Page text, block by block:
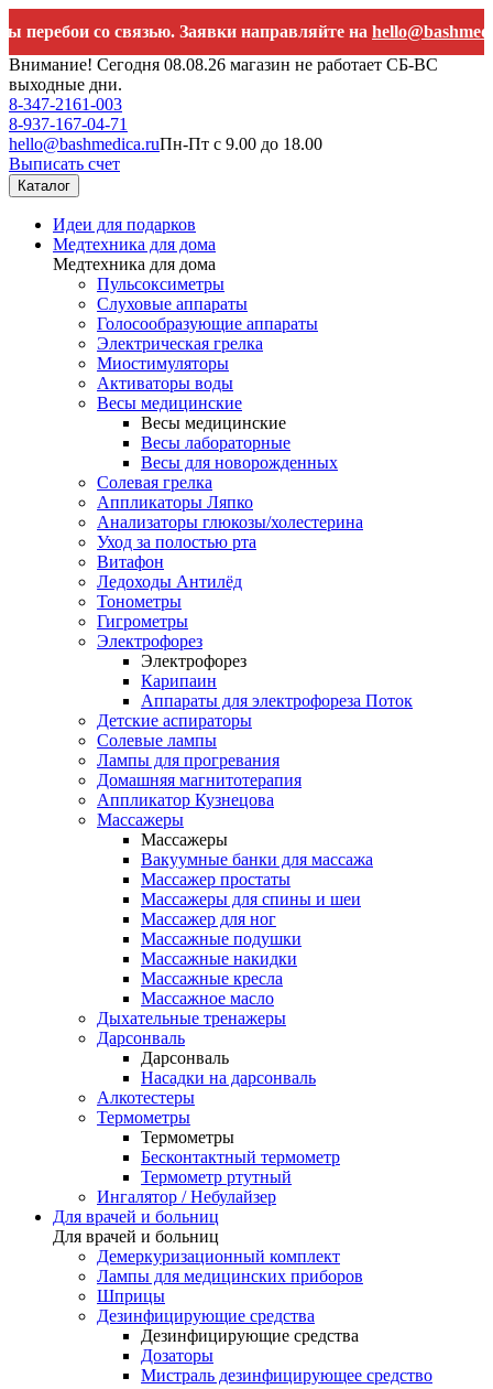
со связью. Заявки направляйте наhello@bashmedica.ru
Внимание! Сегодня 08.08.26 магазин не работает СБ-ВС
выходные дни.
8-347-2161-003
8-937-167-04-71
hello@bashmedica.ruПн-Пт с 9.00 до 18.00
Выписать счет
Каталог
Идеи для подарков
Медтехника для дома
Медтехника для дома
Пульсоксиметры
Слуховые аппараты
Голосообразующие аппараты
Электрическая грелка
Миостимуляторы
Активаторы воды
Весы медицинские
Весы медицинские
Весы лабораторные
Весы для новорожденных
Солевая грелка
Аппликаторы Ляпко
Анализаторы глюкозы/холестерина
Уход за полостью рта
Витафон
Ледоходы Антилёд
Тонометры
Гигрометры
Электрофорез
Электрофорез
Карипаин
Аппараты для электрофореза Поток
Детские аспираторы
Солевые лампы
Лампы для прогревания
Домашняя магнитотерапия
Аппликатор Кузнецова
Массажеры
Массажеры
Вакуумные банки для массажа
Массажер простаты
Массажеры для спины и шеи
Массажер для ног
Массажные подушки
Массажные накидки
Массажные кресла
Массажное масло
Дыхательные тренажеры
Дарсонваль
Дарсонваль
Насадки на дарсонваль
Алкотестеры
Термометры
Термометры
Бесконтактный термометр
Термометр ртутный
Ингалятор / Небулайзер
Для врачей и больниц
Для врачей и больниц
Демеркуризационный комплект
Лампы для медицинских приборов
Шприцы
Дезинфицирующие средства
Дезинфицирующие средства
Дозаторы
Мистраль дезинфицирующее средство